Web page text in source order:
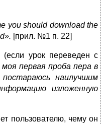
you should download the
». [прил. №1 п. 22]
(если урок переведен с
первая проба пера в
наилучшим
изложенную
пользователю, чему он